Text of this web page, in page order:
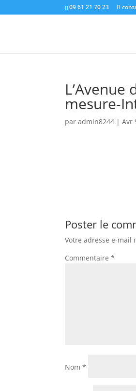
09 61 21 70 23
mesure-
paradmin8244 |Avr
Poster le
Votre adresse e-mail
Commentaire*
Nom*